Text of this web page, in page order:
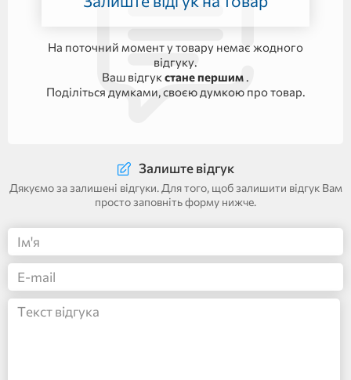
На поточний момент у товару немає жодного
відгуку.
Ваш відгук стане першим .
Поділіться думками, своєю думкою про товар.
Залиште відгук
Дякуємо за залишені відгуки. Для того, щоб залишити відгук Вам
просто заповніть форму нижче.